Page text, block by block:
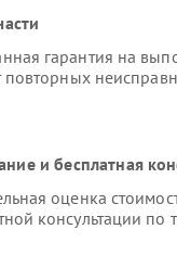
гарантия на
и бесплатная
оценка
консультации по